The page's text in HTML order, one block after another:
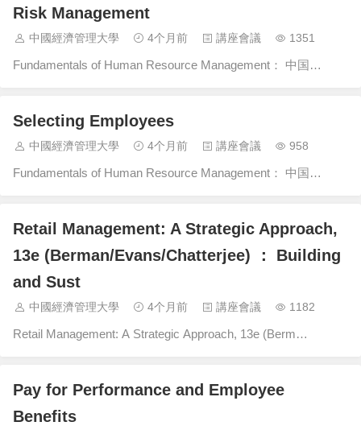
Risk Management
中國經濟管理大學 4个月前 講座會議 1351
Fundamentals of Human Resource Management： 中国…
Selecting Employees
中國經濟管理大學 4个月前 講座會議 958
Fundamentals of Human Resource Management： 中国…
Retail Management: A Strategic Approach,
13e (Berman/Evans/Chatterjee) ： Building
and Sust
中國經濟管理大學 4个月前 講座會議 1182
Retail Management: A Strategic Approach, 13e (Berm…
Pay for Performance and Employee
Benefits